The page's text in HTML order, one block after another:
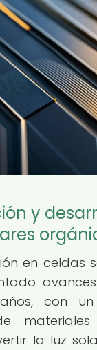
y
en celdas
con
la luz